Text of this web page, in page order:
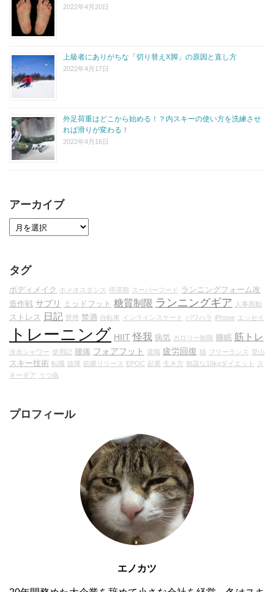
2022年4月20日
上級者にありがちな「切り替えX脚」の原因と直し方
2022年4月17日
外足荷重はどこから始める！？内スキーの使い方を洗練させ
れば滑りが変わる！
2022年4月16日
アーカイブ
タグ
ボディメイク ホメオスタシス 停滞期 スーパーフード ランニングフォーム改
造作戦 サプリ ミッドフット 糖質制限 ランニングギア 人事異動
ストレス 日記 禁煙 禁酒 自転車 インラインスケート パワハラ iPhone エッセイ
トレーニング HIIT 怪我 病気 カロリー制限 睡眠 筋トレ
冷水シャワー 使用記 腰痛 フォアフット 退職 疲労回復 猫 フリーランス 登山
スキー技術 転職 故障 筋膜リリース EPOC 起業 生き方 無謀な10kgダイエット
ス
キーギア
うつ病
プロフィール
エノカツ